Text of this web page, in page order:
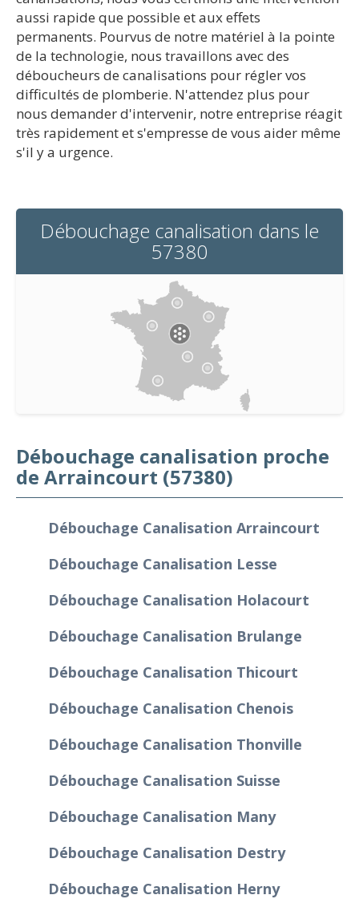
aussi rapide que possible et aux effets
permanents. Pourvus de notre matériel à la pointe
de la technologie, nous travaillons avec des
déboucheurs de canalisations pour régler vos
difficultés de plomberie. N'attendez plus pour
nous demander d'intervenir, notre entreprise réagit
très rapidement et s'empresse de vous aider même
s'il y a urgence.
Débouchage canalisation dans le
57380
Débouchage canalisation proche
de Arraincourt (57380)
Débouchage Canalisation Arraincourt
Débouchage Canalisation Lesse
Débouchage Canalisation Holacourt
Débouchage Canalisation Brulange
Débouchage Canalisation Thicourt
Débouchage Canalisation Chenois
Débouchage Canalisation Thonville
Débouchage Canalisation Suisse
Débouchage Canalisation Many
Débouchage Canalisation Destry
Débouchage Canalisation Herny